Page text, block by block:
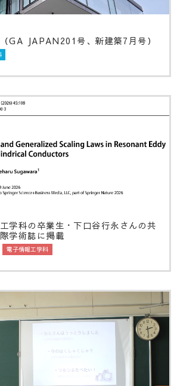
GA JAPAN201号、新建築7月号）
学科の卒業生・下口谷行永さんの共
学術誌に掲載
電子情報工学科